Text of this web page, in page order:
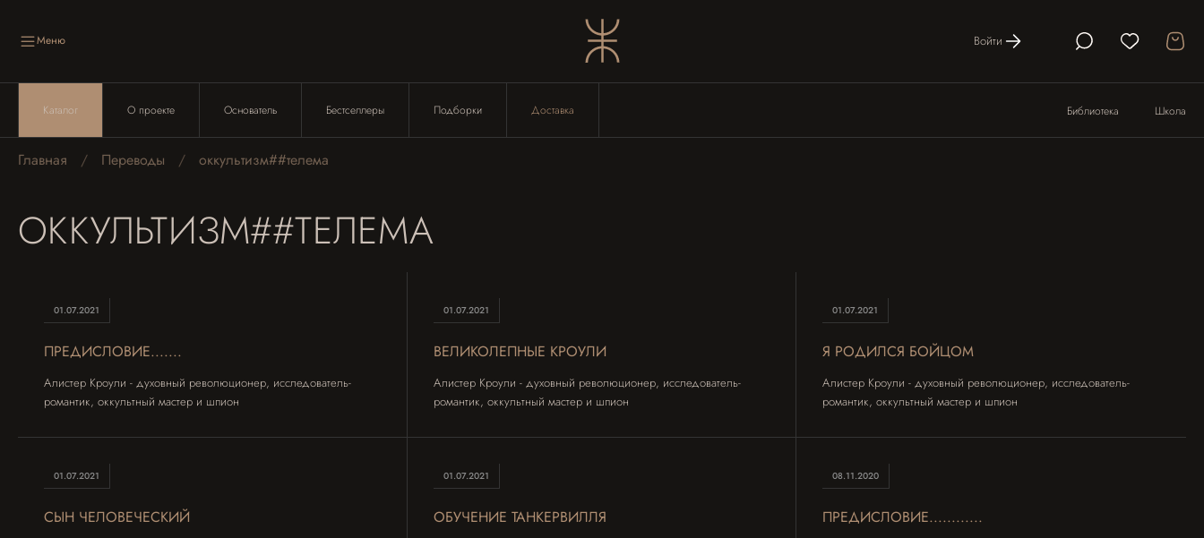
Меню Войти
Каталог О проекте Основатель Бестселлеры Подборки Доставка Библиотека Школа
Главная Переводы оккультизм##телема
ОККУЛЬТИЗМ##ТЕЛЕМА
01.07.2021
ПРЕДИСЛОВИЕ.......
Алистер Кроули - духовный революционер, исследователь-
романтик, оккультный мастер и шпион
01.07.2021
ВЕЛИКОЛЕПНЫЕ КРОУЛИ
Алистер Кроули - духовный революционер, исследователь-
романтик, оккультный мастер и шпион
01.07.2021
Я РОДИЛСЯ БОЙЦОМ
Алистер Кроули - духовный революционер, исследователь-
романтик, оккультный мастер и шпион
01.07.2021
СЫН ЧЕЛОВЕЧЕСКИЙ
01.07.2021
ОБУЧЕНИЕ ТАНКЕРВИЛЛЯ
08.11.2020
ПРЕДИСЛОВИЕ............